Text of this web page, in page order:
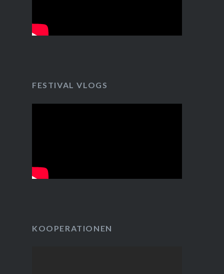
FESTIVAL VLOGS
KOOPERATIONEN